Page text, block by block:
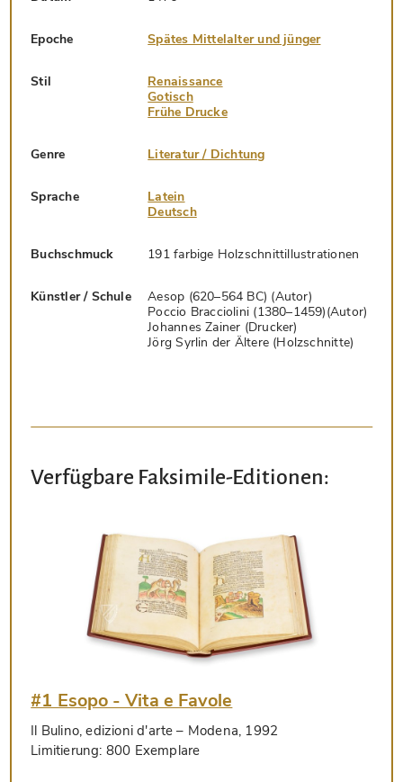
Epoche Spätes Mittelalter und jünger
Stil
Renaissance
Gotisch
Frühe Drucke
Genre Literatur / Dichtung
Sprache
Latein
Deutsch
Buchschmuck 191 farbige Holzschnittillustrationen
Künstler / Schule
Aesop (620–564 BC) (Autor)
Poccio Bracciolini (1380–1459)(Autor)
Johannes Zainer (Drucker)
Jörg Syrlin der Ältere (Holzschnitte)
Verfügbare Faksimile-Editionen:
#1 Esopo - Vita e Favole
Il Bulino, edizioni d'arte – Modena, 1992
Limitierung: 800 Exemplare